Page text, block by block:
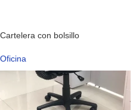
Cartelera con bolsillo
Oficina